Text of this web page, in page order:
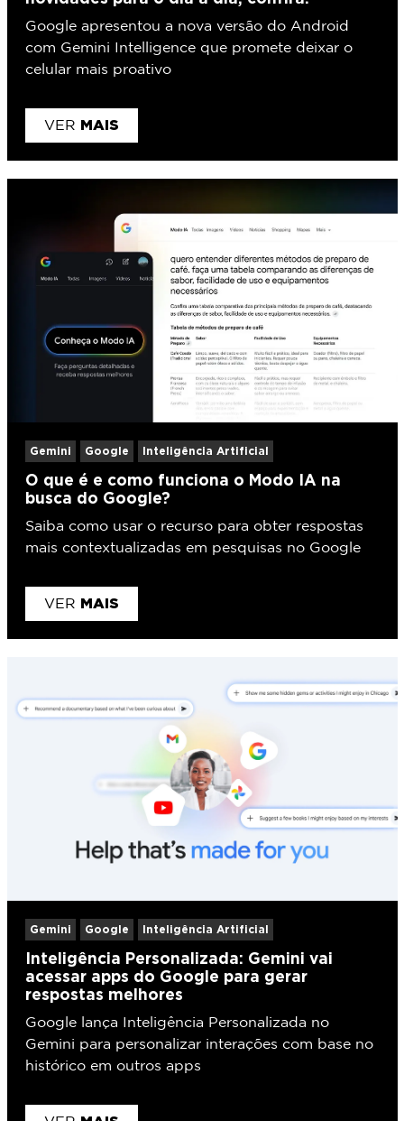
Google apresentou a nova versão do Android
com Gemini Intelligence que promete deixar o
celular mais proativo
VER MAIS
Gemini Google Inteligência Artificial
O que é e como funciona o Modo IA na
busca do Google?
Saiba como usar o recurso para obter respostas
mais contextualizadas em pesquisas no Google
VER MAIS
Gemini Google Inteligência Artificial
Inteligência Personalizada: Gemini vai
acessar apps do Google para gerar
respostas melhores
Google lança Inteligência Personalizada no
Gemini para personalizar interações com base no
histórico em outros apps